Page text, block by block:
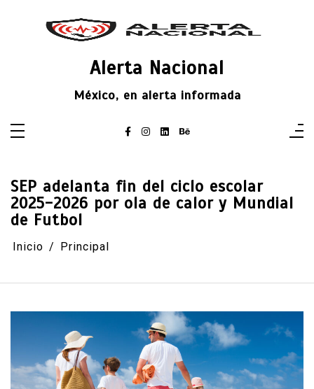
Alerta Nacional
México, en alerta informada
SEP adelanta fin del ciclo escolar
2025-2026 por ola de calor y Mundial
de Futbol
Inicio Principal